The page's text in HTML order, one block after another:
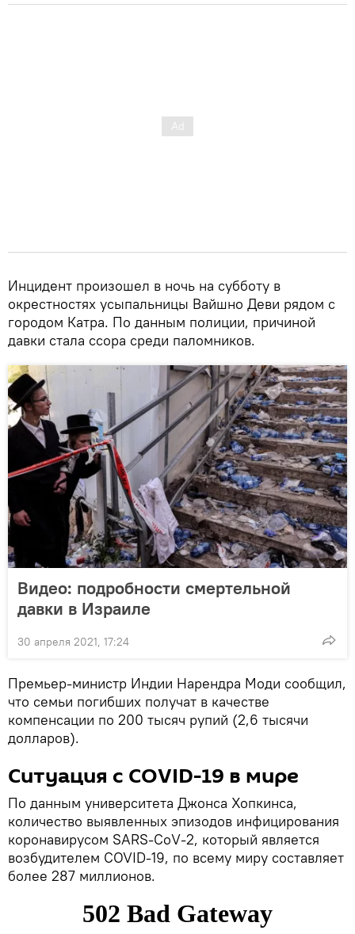
Инцидент произошел в ночь на субботу в
окрестностях усыпальницы Вайшно Деви рядом с
городом Катра. По данным полиции, причиной
давки стала ссора среди паломников.
Видео: подробности смертельной
давки в Израиле
30 апреля 2021, 17:24
Премьер-министр Индии Нарендра Моди сообщил,
что семьи погибших получат в качестве
компенсации по 200 тысяч рупий (2,6 тысячи
долларов).
Ситуация с COVID-19 в мире
По данным университета Джонса Хопкинса,
количество выявленных эпизодов инфицирования
коронавирусом SARS-CoV-2, который является
возбудителем COVID-19, по всему миру составляет
более 287 миллионов.